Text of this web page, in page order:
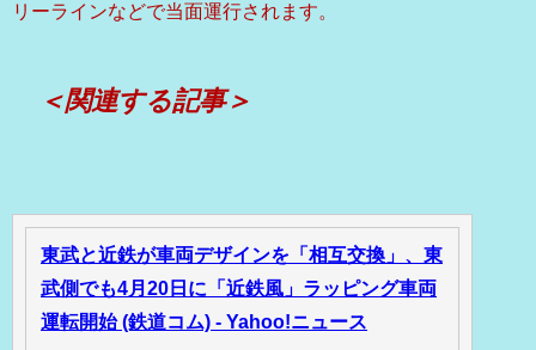
リーラインなどで当面運行されます。
＜関連する記事＞
東武と近鉄が車両デザインを「相互交換」、東
武側でも4月20日に「近鉄風」ラッピング車両
運転開始 (鉄道コム) - Yahoo!ニュース